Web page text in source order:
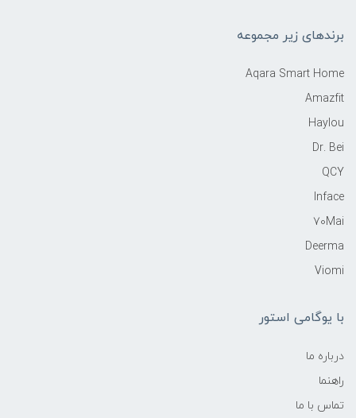
برندهای زیر مجموعه
Aqara Smart Home
Amazfit
Haylou
Dr. Bei
QCY
Inface
70Mai
Deerma
Viomi
با یوگامی استور
درباره ما
راهنما
تماس با ما